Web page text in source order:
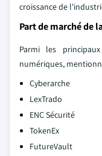
croissance de
Part de marché de
Parmi les
numériques,
Cyberarche
LexTrado
ENC Sécurité
TokenEx
FutureVault